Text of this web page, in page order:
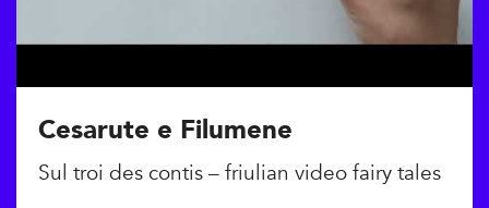
Cesarute e Filumene
Sul troi des contis – friulian video fairy tales